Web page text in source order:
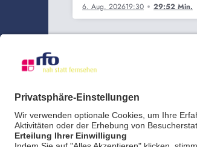
6. Aug. 202619:30 29:52 Min.